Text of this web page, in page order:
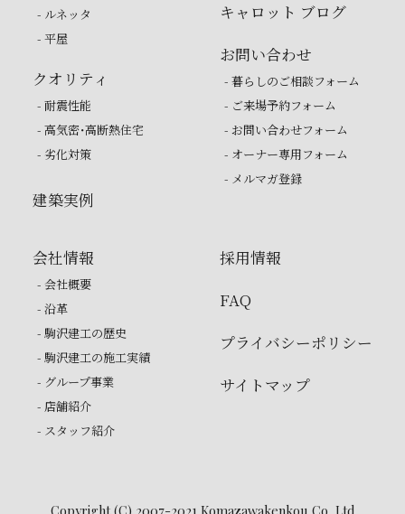
- ルネッタ
- 平屋
クオリティ
- 耐震性能
- 高気密・高断熱住宅
- 劣化対策
建築実例
キャロット ブログ
お問い合わせ
- 暮らしのご相談フォーム
- ご来場予約フォーム
- お問い合わせフォーム
- オーナー専用フォーム
- メルマガ登録
会社情報
- 会社概要
- 沿革
- 駒沢建工の歴史
- 駒沢建工の施工実績
- グループ事業
- 店舗紹介
- スタッフ紹介
採用情報
FAQ
プライバシーポリシー
サイトマップ
Copyright (C) 2007-2021 Komazawakenkou Co.,Ltd